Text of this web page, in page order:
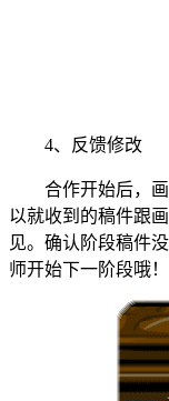
4、反馈修改
合作开始后，画
以就收到的稿件跟
见。确认阶段稿件
师开始下一阶段哦！